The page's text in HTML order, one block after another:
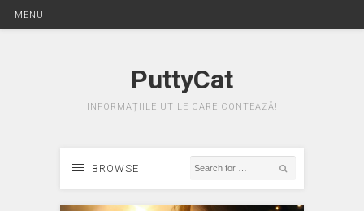
MENU
PuttyCat
INFORMAȚIILE UTILE CARE CONTEAZĂ!
BROWSE